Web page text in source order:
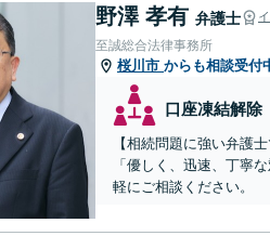
野澤 孝有 弁護士
至誠総合法律事務所
桜川市 からも相談受付
口座凍結解除
【相続問題に強い弁護
「優しく、迅速、丁寧
軽にご相談ください。